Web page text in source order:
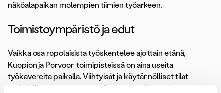
näköalapaikan molempien tiimien työarkeen.
Toimistoympäristö ja edut
Vaikka osa ropolaisista työskentelee ajoittain etänä,
Kuopion ja Porvoon toimipisteissä on aina useita
työkavereita paikalla. Viihtyisät ja käytännölliset tilat
mahdollistavat mukavan työnteon ja työkaverit tuovat